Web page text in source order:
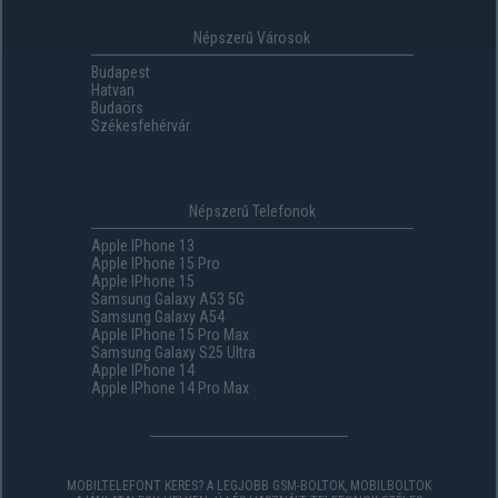
Népszerű Városok
Budapest
Hatvan
Budaörs
Székesfehérvár
Népszerű Telefonok
Apple IPhone 13
Apple IPhone 15 Pro
Apple IPhone 15
Samsung Galaxy A53 5G
Samsung Galaxy A54
Apple IPhone 15 Pro Max
Samsung Galaxy S25 Ultra
Apple IPhone 14
Apple IPhone 14 Pro Max
MOBILTELEFONT KERES? A LEGJOBB GSM-BOLTOK, MOBILBOLTOK